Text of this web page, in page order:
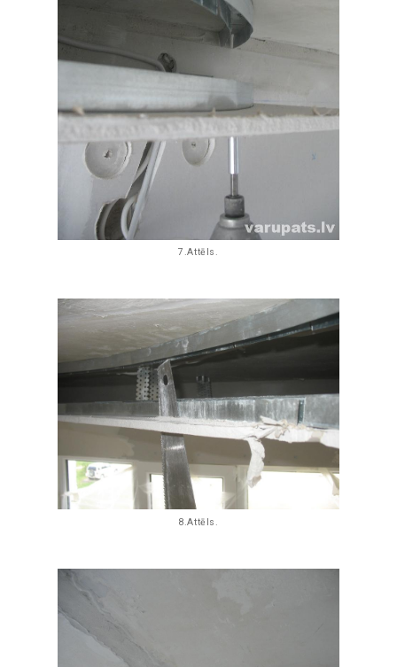
7.Attēls.
8.Attēls.